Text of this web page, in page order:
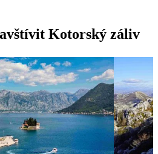
Kotorský záliv